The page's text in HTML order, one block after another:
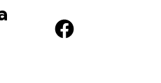
Facebook